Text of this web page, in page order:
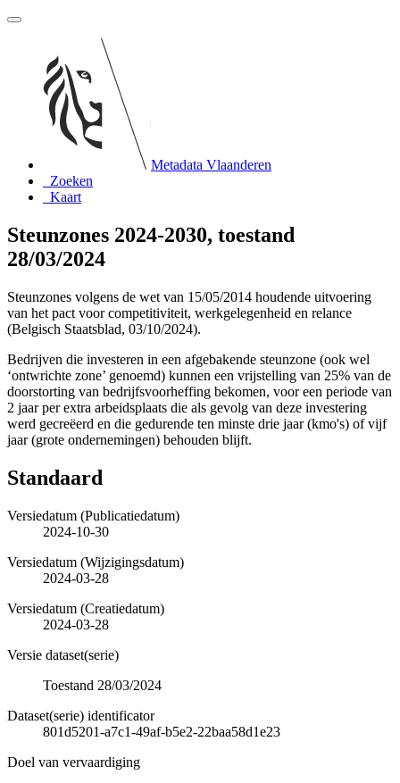
Metadata Vlaanderen
Zoeken
Kaart
Steunzones 2024-2030, toestand
28/03/2024
Steunzones volgens de wet van 15/05/2014 houdende uitvoering
van het pact voor competitiviteit, werkgelegenheid en relance
(Belgisch Staatsblad, 03/10/2024).
Bedrijven die investeren in een afgebakende steunzone (ook wel
‘ontwrichte zone’ genoemd) kunnen een vrijstelling van 25% van de
doorstorting van bedrijfsvoorheffing bekomen, voor een periode van
2 jaar per extra arbeidsplaats die als gevolg van deze investering
werd gecreëerd en die gedurende ten minste drie jaar (kmo's) of vijf
jaar (grote ondernemingen) behouden blijft.
Standaard
Versiedatum (Publicatiedatum)
2024-10-30
Versiedatum (Wijzigingsdatum)
2024-03-28
Versiedatum (Creatiedatum)
2024-03-28
Versie dataset(serie)
Toestand 28/03/2024
Dataset(serie) identificator
801d5201-a7c1-49af-b5e2-22baa58d1e23
Doel van vervaardiging